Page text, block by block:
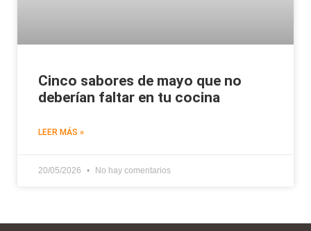
Cinco sabores de mayo que no
deberían faltar en tu cocina
LEER MÁS »
20/05/2026 No hay comentarios